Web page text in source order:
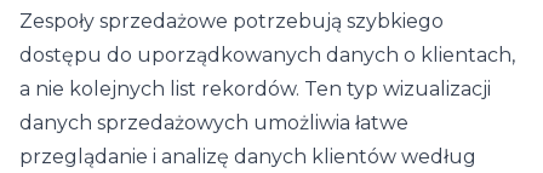
Zespoły sprzedażowe potrzebują szybkiego
dostępu do uporządkowanych danych o klientach,
a nie kolejnych list rekordów. Ten typ wizualizacji
danych sprzedażowych umożliwia łatwe
przeglądanie i analizę danych klientów według